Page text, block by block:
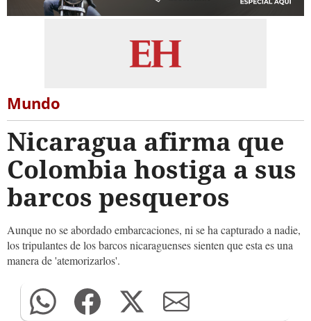
Mundo
Nicaragua afirma que
Colombia hostiga a sus
barcos pesqueros
Aunque no se abordado embarcaciones, ni se ha capturado a nadie,
los tripulantes de los barcos nicaraguenses sienten que esta es una
manera de 'atemorizarlos'.